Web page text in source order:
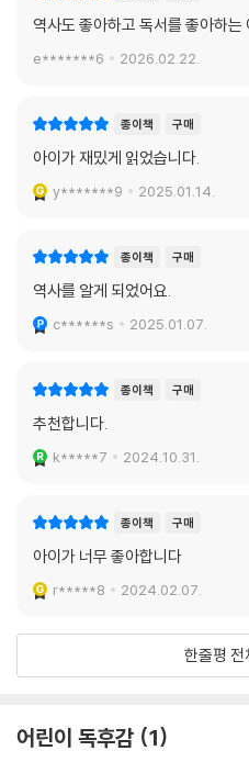
“근데, 고것들이 성을 뺏고 빼앗기
도해는 잠시 침묵했다. 그러더니 보
본문에서
어른들을 따라 노루 사냥에 나선 석
리다고 조금 주는 법이 어디 있어요
성으로 먼 걸음을 옮긴다. 그러나 서
국 쌀자루를 훔치다 붙잡힌 석솔은
돌아온다. 어려운 시기, 마냥 올바르
에 대한 자연스러운 이해가 뒤따르
입과 공감을 자연스레 불러일으킨다.
찾아 성안 마을로 들어선다. 장터와
라 백제시대 성안 마을의 구석구석
묘사는 당대의 생활상을 또렷이 상상
● 궁궐을 드나들게 된 백제의 평민
오늘날에 비추어 볼 수 있는 왕족과 백
석솔과 도해는 갑작스레 성문이 닫
나당연합군에 의해 수도인 사비가
역사도 좋아하고 독서를 좋아하는
e*******6 2026.02.22.
종이책 구매
아이가 재밌게 읽었습니다.
y*******9 2025.01.14.
종이책 구매
역사를 알게 되었어요.
c******s 2025.01.07.
종이책 구매
추천합니다.
k*****7 2024.10.31.
종이책 구매
아이가 너무 좋아합니다
r*****8 2024.02.07.
한줄평 전
어린이 독후감 1